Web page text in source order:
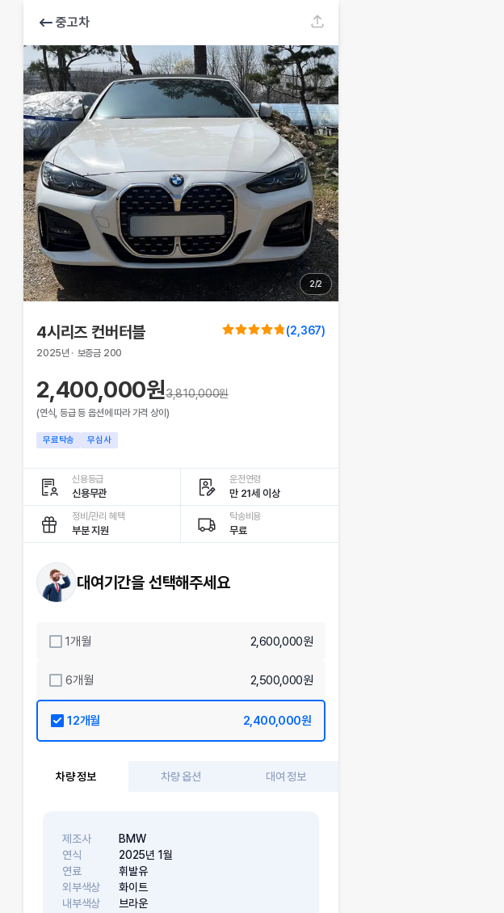
중고차
2/2
4시리즈 컨버터블 (2,367)
2025년 · 보증금 200
2,400,000원3,810,000원
(연식, 등급 등 옵션에 따라 가격 상이)
무료탁송 무심사
신용등급
신용무관
운전연령
만 21세 이상
정비/관리 혜택
부분 지원
탁송비용
무료
대여기간을 선택해주세요
1개월 2,600,000원
6개월 2,500,000원
12개월 2,400,000원
차량 정보 차량 옵션 대여 정보
제조사
BMW
연식
2025년 1월
연료
휘발유
외부색상
화이트
내부색상
브라운